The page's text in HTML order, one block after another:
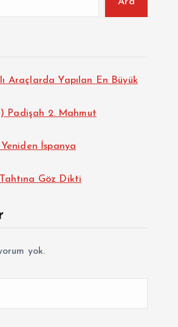
Araçlarda Yapılan En Büyük
Padişah 2. Mahmut
İspanya
Göz Dikti
yok.